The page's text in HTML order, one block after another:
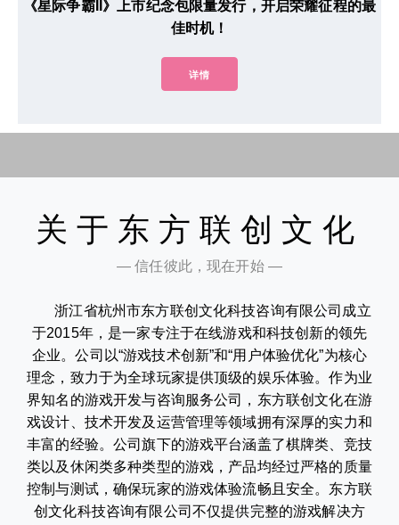
《星际争霸II》上市纪念包限量发行，开启荣耀征程的最
佳时机！
详情
关于东方联创文化
— 信任彼此，现在开始 —
浙江省杭州市东方联创文化科技咨询有限公司成立
于2015年，是一家专注于在线游戏和科技创新的领先
企业。公司以“游戏技术创新”和“用户体验优化”为核心
理念，致力于为全球玩家提供顶级的娱乐体验。作为业
界知名的游戏开发与咨询服务公司，东方联创文化在游
戏设计、技术开发及运营管理等领域拥有深厚的实力和
丰富的经验。公司旗下的游戏平台涵盖了棋牌类、竞技
类以及休闲类多种类型的游戏，产品均经过严格的质量
控制与测试，确保玩家的游戏体验流畅且安全。东方联
创文化科技咨询有限公司不仅提供完整的游戏解决方